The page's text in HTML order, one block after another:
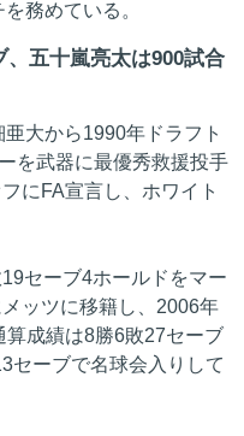
務めている。
、五十嵐亮太は900試合
大から1990年ドラフト
を武器に最優秀救援投手
にFA宣言し、ホワイト
セーブ4ホールドをマー
ッツに移籍し、2006年
成績は8勝6敗27セーブ
セーブで名球会入りして